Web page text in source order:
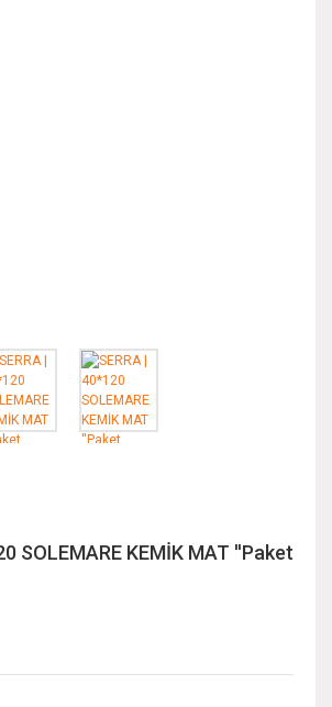
SOLEMARE KEMİK MAT ''Paket